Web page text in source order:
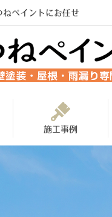
ねペイントにお任せ
施工事例